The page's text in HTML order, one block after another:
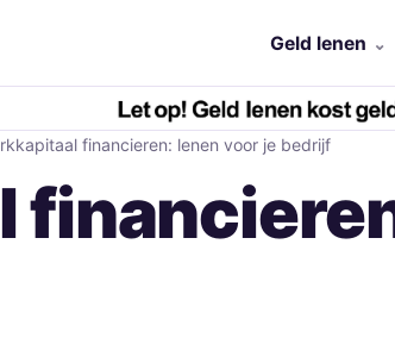
Geld lenen
financieren: lenen voor je bedrijf